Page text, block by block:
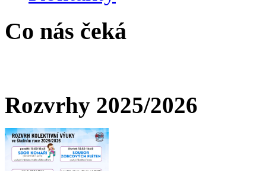
Co nás čeká
Rozvrhy 2025/2026